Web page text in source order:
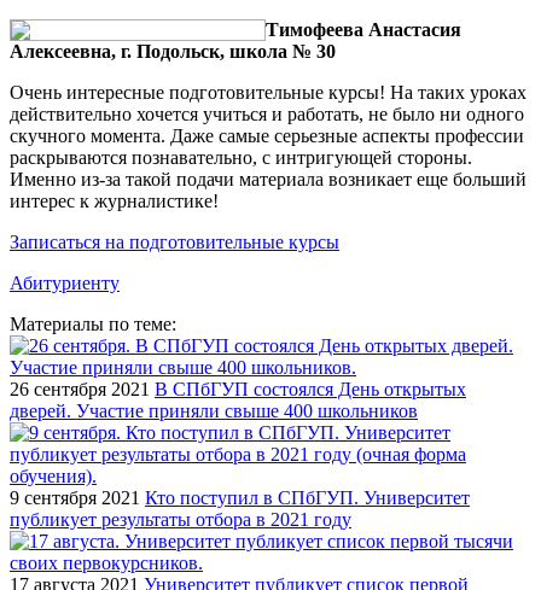
Тимофеева Анастасия
Алексеевна, г. Подольск, школа № 30
Очень интересные подготовительные курсы! На таких уроках
действительно хочется учиться и работать, не было ни одного
скучного момента. Даже самые серьезные аспекты профессии
раскрываются познавательно, с интригующей стороны.
Именно из-за такой подачи материала возникает еще больший
интерес к журналистике!
Записаться на подготовительные курсы
Абитуриенту
Материалы по теме:
26 сентября 2021 В СПбГУП состоялся День открытых
дверей. Участие приняли свыше 400 школьников
9 сентября 2021 Кто поступил в СПбГУП. Университет
публикует результаты отбора в 2021 году
17 августа 2021 Университет публикует список первой